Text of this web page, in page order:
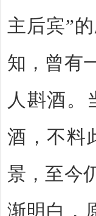
主后宾”
知，曾有
人斟酒。
酒，不料
景，至今
渐明白，